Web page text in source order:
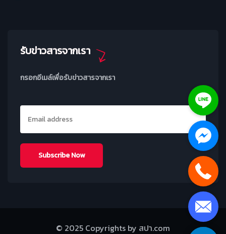
รับข่าวสารจากเรา
กรอกอีเมล์เพื่อรับข่าวสารจากเรา
© 2025 Copyrights by สปา.com